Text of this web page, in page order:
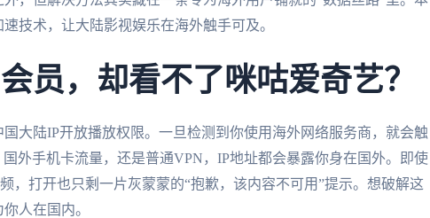
技术，让大陆影视娱乐在海外触手可及。
员，却看不了咪咕爱奇艺？
大陆IP开放播放权限。一旦检测到你使用海外网络服务商，就会触
外手机卡流量，还是普通VPN，IP地址都会暴露你身在国外。即使
，打开也只剩一片灰蒙蒙的“抱歉，该内容不可用”提示。想破解这
人在国内。